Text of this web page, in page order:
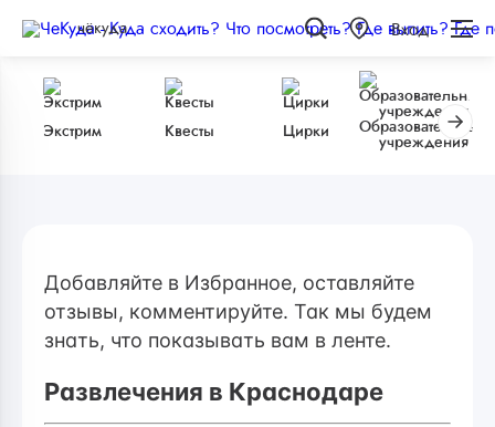
чёкуда Вход
Экстрим Квесты Цирки
Образовательные
учреждения
Добавляйте в Избранное, оставляйте
отзывы, комментируйте. Так мы будем
знать, что показывать вам в ленте.
Развлечения в Краснодаре